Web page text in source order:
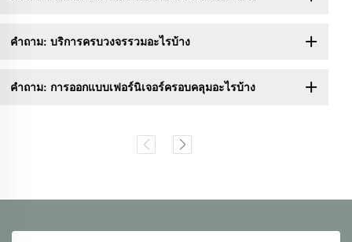
คำถาม: บริการครบวงจรรวมอะไรบ้าง
คำถาม: การออกแบบเฟอร์นิเจอร์ครอบคลุมอะไรบ้าง